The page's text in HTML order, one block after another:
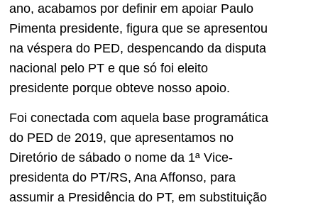
ano, acabamos por definir em apoiar Paulo
Pimenta presidente, figura que se apresentou
na véspera do PED, despencando da disputa
nacional pelo PT e que só foi eleito
presidente porque obteve nosso apoio.
Foi conectada com aquela base programática
do PED de 2019, que apresentamos no
Diretório de sábado o nome da 1ª Vice-
presidenta do PT/RS, Ana Affonso, para
assumir a Presidência do PT, em substituição